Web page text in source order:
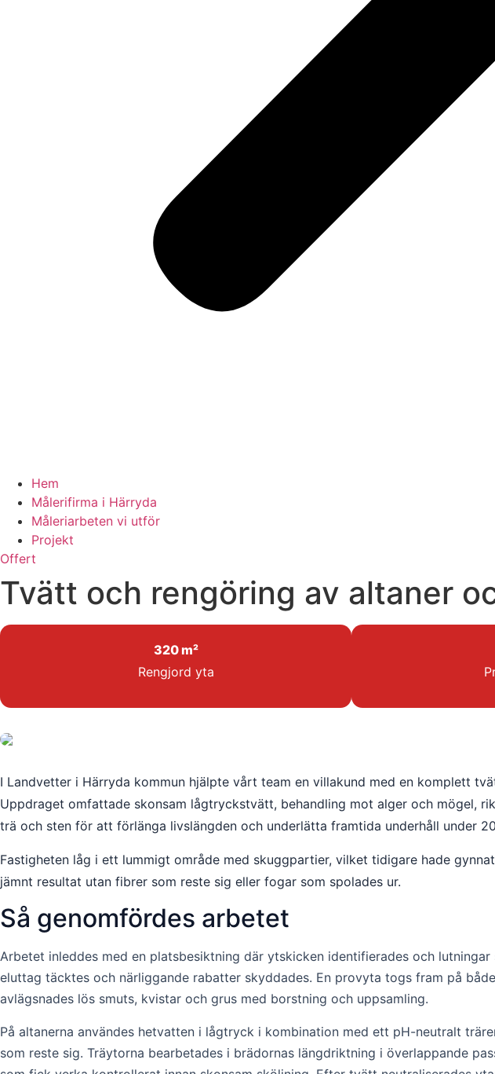
Hem
Målerifirma i Härryda
Måleriarbeten vi utför
Projekt
Offert
Tvätt och rengöring av altaner
320 m²
Rengjord yta
I Landvetter i Härryda kommun hjälpte vårt team en villakund med en komplett
Uppdraget omfattade skonsam lågtryckstvätt, behandling mot alger och mögel,
trä och sten för att förlänga livslängden och underlätta framtida underhåll under
Fastigheten låg i ett lummigt område med skuggpartier, vilket tidigare hade
jämnt resultat utan fibrer som reste sig eller fogar som spolades ur.
Så genomfördes arbetet
Arbetet inleddes med en platsbesiktning där ytskicken identifierades och
eluttag täcktes och närliggande rabatter skyddades. En provyta togs fram på
avlägsnades lös smuts, kvistar och grus med borstning och uppsamling.
På altanerna användes hetvatten i lågtryck i kombination med ett pH-neutralt
som reste sig. Träytorna bearbetades i brädornas längdriktning i överlappande